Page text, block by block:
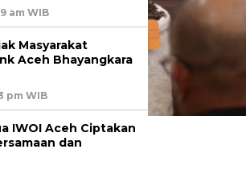
am WIB
Masyarakat
Aceh Bhayangkara
pm WIB
IWOI Aceh Ciptakan
dan